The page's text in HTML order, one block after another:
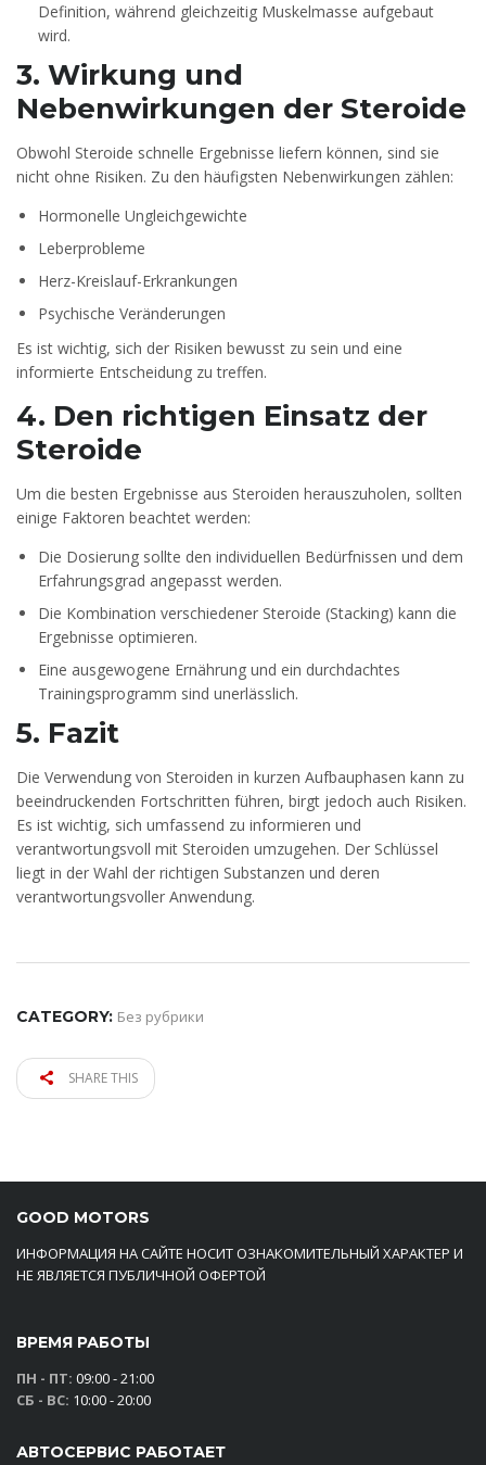
Definition, während gleichzeitig Muskelmasse aufgebaut
wird.
3. Wirkung und
Nebenwirkungen der Steroide
Obwohl Steroide schnelle Ergebnisse liefern können, sind sie
nicht ohne Risiken. Zu den häufigsten Nebenwirkungen zählen:
Hormonelle Ungleichgewichte
Leberprobleme
Herz-Kreislauf-Erkrankungen
Psychische Veränderungen
Es ist wichtig, sich der Risiken bewusst zu sein und eine
informierte Entscheidung zu treffen.
4. Den richtigen Einsatz der
Steroide
Um die besten Ergebnisse aus Steroiden herauszuholen, sollten
einige Faktoren beachtet werden:
Die Dosierung sollte den individuellen Bedürfnissen und dem
Erfahrungsgrad angepasst werden.
Die Kombination verschiedener Steroide (Stacking) kann die
Ergebnisse optimieren.
Eine ausgewogene Ernährung und ein durchdachtes
Trainingsprogramm sind unerlässlich.
5. Fazit
Die Verwendung von Steroiden in kurzen Aufbauphasen kann zu
beeindruckenden Fortschritten führen, birgt jedoch auch Risiken.
Es ist wichtig, sich umfassend zu informieren und
verantwortungsvoll mit Steroiden umzugehen. Der Schlüssel
liegt in der Wahl der richtigen Substanzen und deren
verantwortungsvoller Anwendung.
CATEGORY: Без рубрики
SHARE THIS
GOOD MOTORS
ИНФОРМАЦИЯ НА САЙТЕ НОСИТ ОЗНАКОМИТЕЛЬНЫЙ ХАРАКТЕР И
НЕ ЯВЛЯЕТСЯ ПУБЛИЧНОЙ ОФЕРТОЙ
ВРЕМЯ РАБОТЫ
ПН - ПТ: 09:00 - 21:00
СБ - ВС: 10:00 - 20:00
АВТОСЕРВИС РАБОТАЕТ